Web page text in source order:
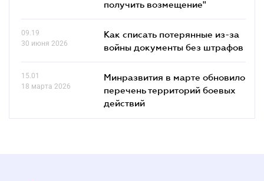
получить возмещение"
09.19
30 июня 2026
Как списать потерянные из-за
войны документы без штрафов
15.01
18 марта 2026
Минразвития в марте обновило
перечень территорий боевых
действий